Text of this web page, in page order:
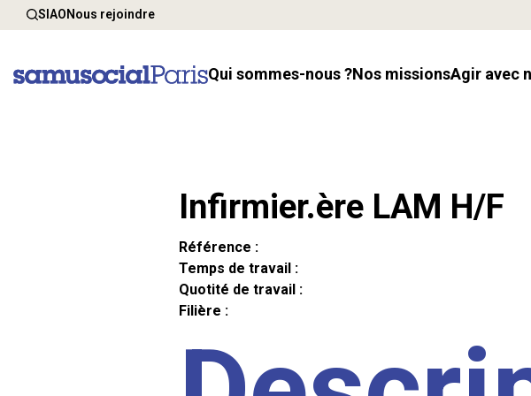
SIAONous rejoindre
Qui sommes-nous ? Nos missions Agir avec
Infirmier.ère LAM H/F
Référence :
Temps de travail :
Quotité de travail :
Filière :